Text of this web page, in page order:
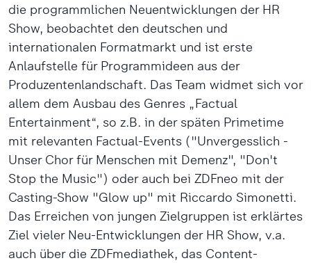
die programmlichen Neuentwicklungen der HR
Show, beobachtet den deutschen und
internationalen Formatmarkt und ist erste
Anlaufstelle für Programmideen aus der
Produzentenlandschaft. Das Team widmet sich vor
allem dem Ausbau des Genres „Factual
Entertainment“, so z.B. in der späten Primetime
mit relevanten Factual-Events ("Unvergesslich -
Unser Chor für Menschen mit Demenz", "Don't
Stop the Music") oder auch bei ZDFneo mit der
Casting-Show "Glow up" mit Riccardo Simonetti.
Das Erreichen von jungen Zielgruppen ist erklärtes
Ziel vieler Neu-Entwicklungen der HR Show, v.a.
auch über die ZDFmediathek, das Content-